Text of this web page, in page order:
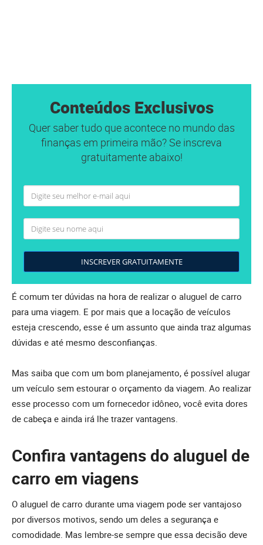
Conteúdos Exclusivos
Quer saber tudo que acontece no mundo das
finanças em primeira mão? Se inscreva
gratuitamente abaixo!
INSCREVER GRATUITAMENTE
É comum ter dúvidas na hora de realizar o aluguel de carro
para uma viagem. E por mais que a locação de veículos
esteja crescendo, esse é um assunto que ainda traz algumas
dúvidas e até mesmo desconfianças.
Mas saiba que com um bom planejamento, é possível alugar
um veículo sem estourar o orçamento da viagem. Ao realizar
esse processo com um fornecedor idôneo, você evita dores
de cabeça e ainda irá lhe trazer vantagens.
Confira vantagens do aluguel de
carro em viagens
O aluguel de carro durante uma viagem pode ser vantajoso
por diversos motivos, sendo um deles a segurança e
comodidade. Mas lembre-se sempre que essa decisão deve